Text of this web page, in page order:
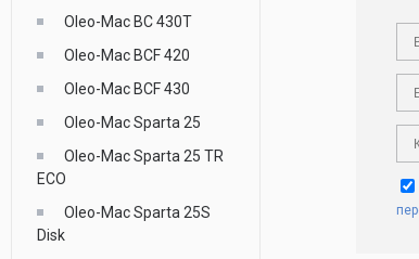
Oleo-Mac BC 430T
Oleo-Mac BCF 420
Oleo-Mac BCF 430
Oleo-Mac Sparta 25
Oleo-Mac Sparta 25 TR
ECO
Oleo-Mac Sparta 25S
Disk